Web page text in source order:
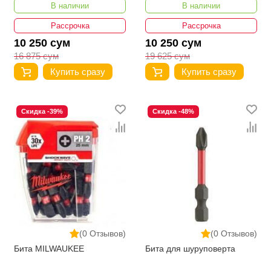
4932430857В наличии
Рассрочка
10 250 сум
16 875 сум
Купить сразу
В наличии
Рассрочка
10 250 сум
19 625 сум
Купить сразу
(0 Отзывов)
Скидка -39%
Бита MILWAUKEE
(0 Отзывов)
Скидка -48%
Бита для шуруповерта